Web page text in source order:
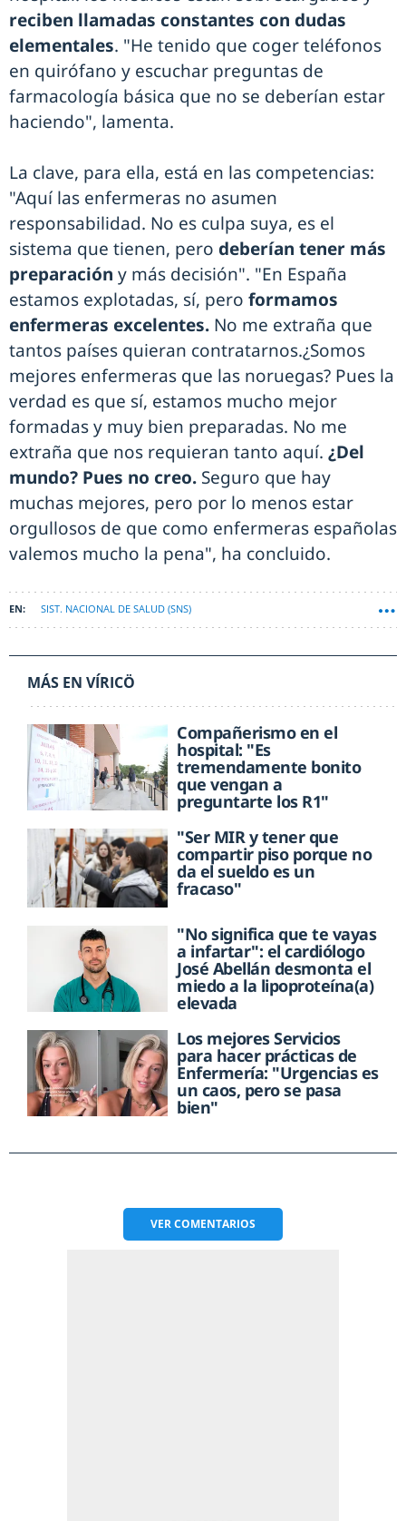
reciben llamadas constantes con dudas
elementales. "He tenido que coger teléfonos
en quirófano y escuchar preguntas de
farmacología básica que no se deberían estar
haciendo", lamenta.
La clave, para ella, está en las competencias:
"Aquí las enfermeras no asumen
responsabilidad. No es culpa suya, es el
sistema que tienen, pero deberían tener más
preparación y más decisión". "En España
estamos explotadas, sí, pero formamos
enfermeras excelentes. No me extraña que
tantos países quieran contratarnos.¿Somos
mejores enfermeras que las noruegas? Pues la
verdad es que sí, estamos mucho mejor
formadas y muy bien preparadas. No me
extraña que nos requieran tanto aquí. ¿Del
mundo? Pues no creo. Seguro que hay
muchas mejores, pero por lo menos estar
orgullosos de que como enfermeras españolas
valemos mucho la pena", ha concluido.
SIST. NACIONAL DE SALUD (SNS)
MÁS EN VÍRICÖ
Compañerismo en el
hospital: "Es
tremendamente bonito
que vengan a
preguntarte los R1"
"Ser MIR y tener que
compartir piso porque no
da el sueldo es un
fracaso"
"No significa que te vayas
a infartar": el cardiólogo
José Abellán desmonta el
miedo a la lipoproteína(a)
elevada
Los mejores Servicios
para hacer prácticas de
Enfermería: "Urgencias es
un caos, pero se pasa
bien"
VERCOMENTARIOS